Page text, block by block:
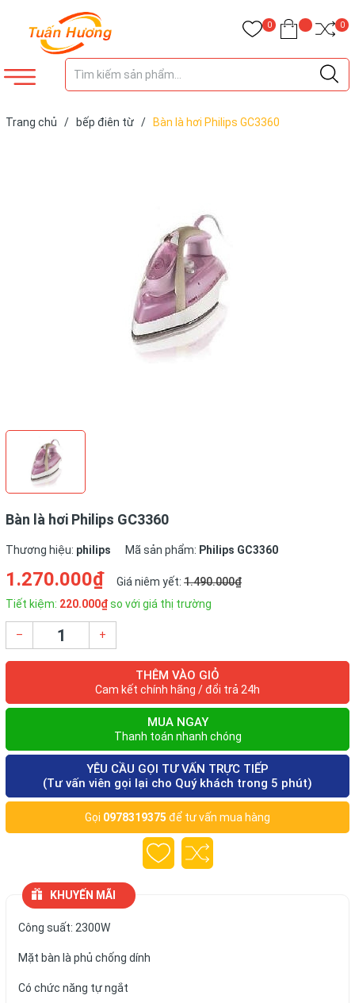
0 0
Trang chủ / bếp điên từ / Bàn là hơi Philips GC3360
Bàn là hơi Philips GC3360
Thương hiệu: philips Mã sản phẩm: Philips GC3360
1.270.000₫ Giá niêm yết: 1.490.000₫
Tiết kiệm: 220.000₫so với giá thị trường
– +
THÊM VÀO GIỎ
Cam kết chính hãng / đổi trả 24h
MUA NGAY
Thanh toán nhanh chóng
YÊU CẦU GỌI TƯ VẤN TRỰC TIẾP
(Tư vấn viên gọi lại cho Quý khách trong 5 phút)
Gọi 0978319375 để tư vấn mua hàng
KHUYẾN MÃI
Công suất: 2300W
Mặt bàn là phủ chống dính
Có chức năng tự ngắt